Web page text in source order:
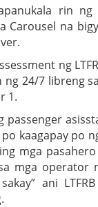
rin ng
Carousel na
ng
24/7 libreng
1.
passenger
kaagapay po
mga
mga operator
ani